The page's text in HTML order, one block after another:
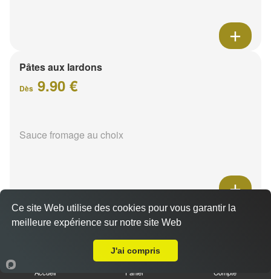
Pâtes aux lardons
Dès 9.90 €
Sauce fromage au choix
Pâtes au poulet
Accueil Panier Compte
Ce site Web utilise des cookies pour vous garantir la
meilleure expérience sur notre site Web
J'ai compris